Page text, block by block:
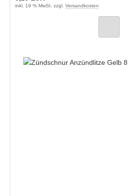
inkl. 19 % MwSt. zzgl. Versandkosten